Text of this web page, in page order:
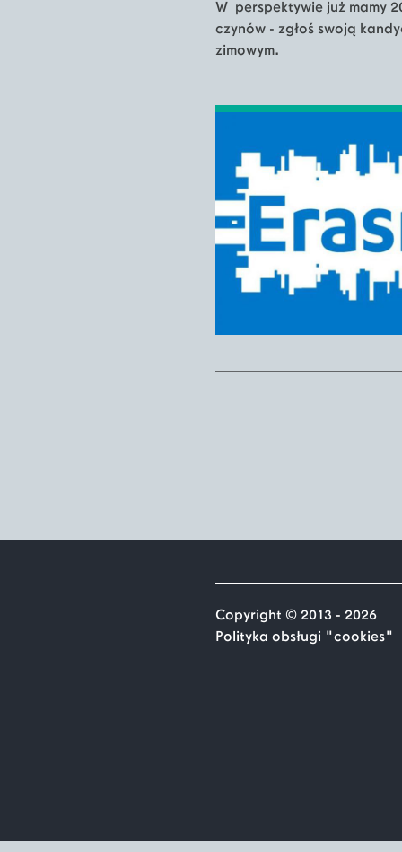
W perspektywie już mamy
czynów - zgłoś swoją
zimowym.
Copyright © 2013 - 2026
Polityka obsługi "cookies"